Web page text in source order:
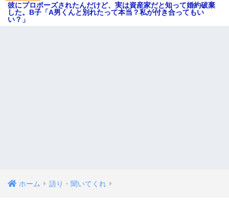
彼にプロポーズされたんだけど、実は資産家だと知って婚約破棄
した。B子「A男くんと別れたって本当？私が付き合ってもい
い？」
ホーム 語り・聞いてくれ